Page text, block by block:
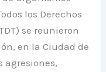
los Derechos
se reunieron
en la Ciudad de
agresiones,